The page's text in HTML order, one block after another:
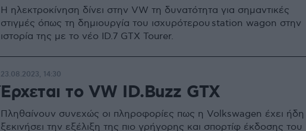
Η ηλεκτροκίνηση δίνει στην VW τη δυνατότητα για σημαντικές
στιγμές όπως τη δημιουργία του ισχυρότερου station wagon στην
ιστορία της με το νέο ID.7 GTX Tourer.
Έρχεται το VW ID.Buzz GTX
Πληθαίνουν συνεχώς οι πληροφορίες πως η Volkswagen έχει ήδη
ξεκινήσει την εξέλιξη της πιο γρήγορης και σπορτίφ έκδοσης του
23.08.2023, 14:30